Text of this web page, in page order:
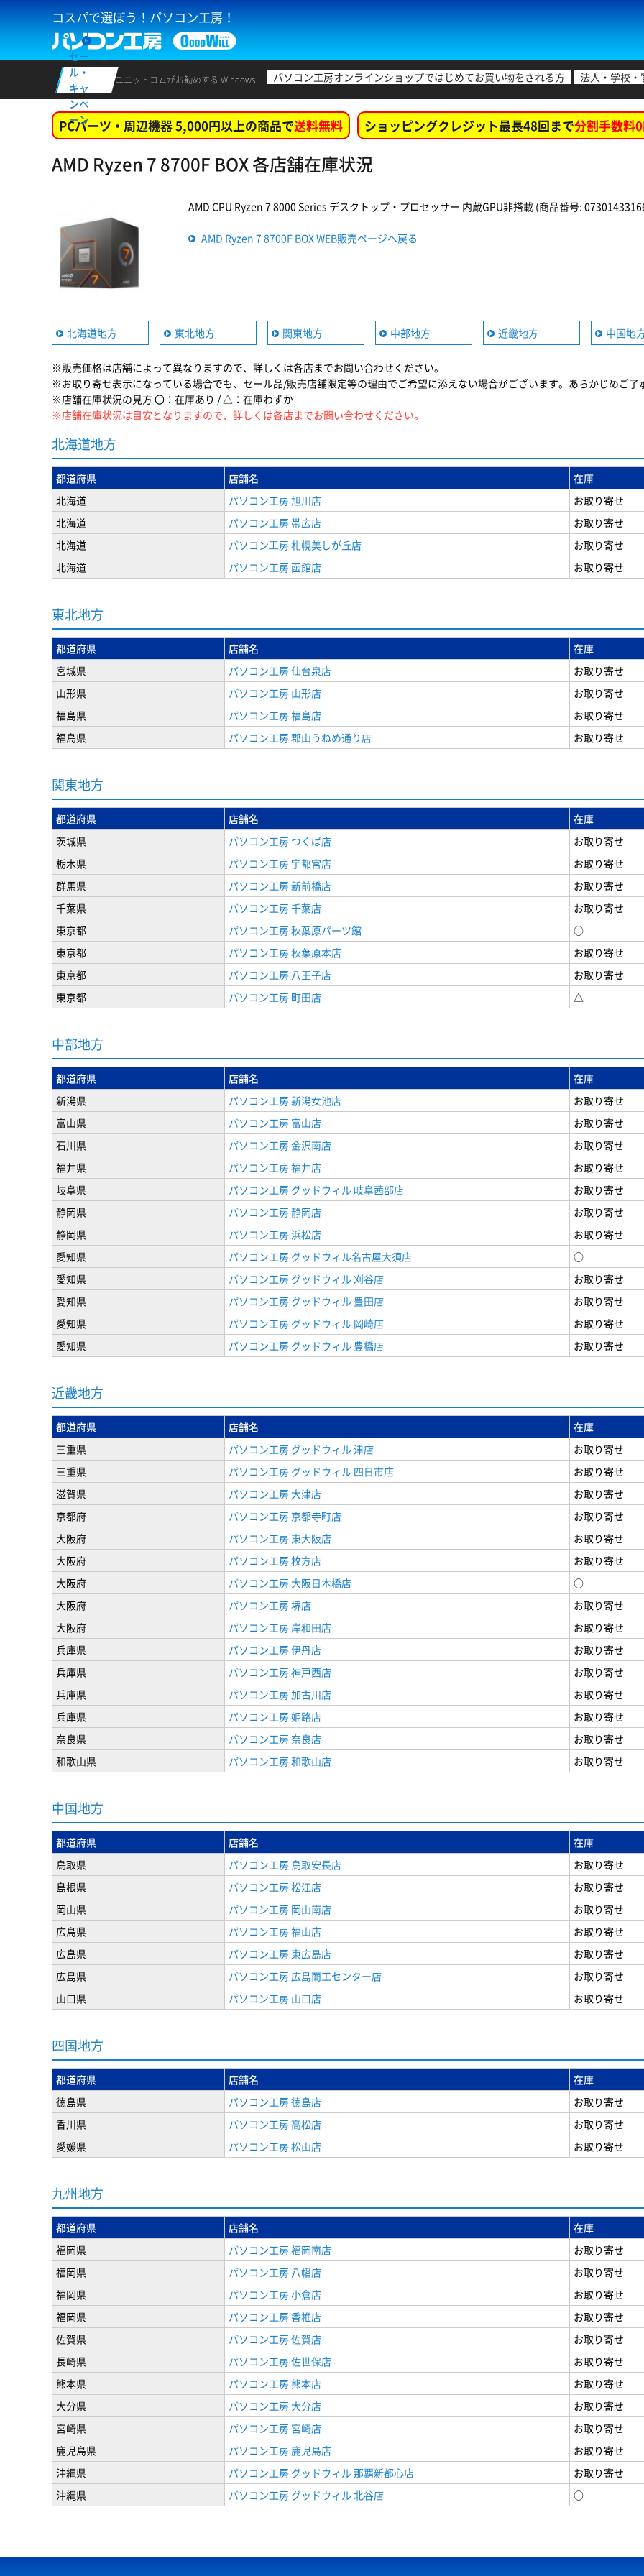
コスパで選ぼう！パソコン工房！
セー
ル・
キャ
ンペ
ーン
ユニットコムがお勧めする Windows. パソコン工房オンラインショップではじめてお買い物をされる方 法人・学校
PCパーツ・周辺機器 5,000円以上の商品で送料無料 ショッピングクレジット最長48回まで分割手数料
AMD Ryzen 7 8700F BOX 各店舗在庫状況
AMD CPU Ryzen 7 8000 Series デスクトップ・プロセッサー 内蔵GPU非搭載 (商品番号:
AMD Ryzen 7 8700F BOX WEB販売ページへ戻る
北海道地方 東北地方 関東地方 中部地方 近畿地方 中国地
※販売価格は店舗によって異なりますので、詳しくは各店までお問い合わせください。
※お取り寄せ表示になっている場合でも、セール品/販売店舗限定等の理由でご希望に添えない場合がございます。あらかじめご了
※店舗在庫状況の見方 〇：在庫あり / △：在庫わずか
※店舗在庫状況は目安となりますので、詳しくは各店までお問い合わせください。
北海道地方
都道府県 店舗名
在庫
北海道
パソコン工房 旭川店
お取り寄せ
北海道
パソコン工房 帯広店
お取り寄せ
北海道
パソコン⼯房 札幌美しが丘店
お取り寄せ
北海道
パソコン工房 函館店 お取り寄せ
東北地方
都道府県 店舗名
在庫
宮城県
パソコン工房 仙台泉店
お取り寄せ
山形県
パソコン工房 山形店
お取り寄せ
福島県
パソコン工房 福島店
お取り寄せ
福島県
パソコン工房 郡山うねめ通り店 お取り寄せ
関東地方
都道府県 店舗名
在庫
茨城県
パソコン工房 つくば店
お取り寄せ
栃木県
パソコン工房 宇都宮店
お取り寄せ
群馬県
パソコン工房 新前橋店
お取り寄せ
千葉県
パソコン工房 千葉店
お取り寄せ
東京都
パソコン工房 秋葉原パーツ館
○
東京都
パソコン工房 秋葉原本店
お取り寄せ
東京都
パソコン工房 八王子店
お取り寄せ
東京都
パソコン工房 町田店 △
中部地方
都道府県 店舗名
在庫
新潟県
パソコン工房 新潟女池店
お取り寄せ
富山県
パソコン工房 富山店
お取り寄せ
石川県
パソコン工房 金沢南店
お取り寄せ
福井県
パソコン工房 福井店
お取り寄せ
岐阜県
パソコン工房 グッドウィル 岐阜茜部店
お取り寄せ
静岡県
パソコン工房 静岡店
お取り寄せ
静岡県
パソコン工房 浜松店
お取り寄せ
愛知県
パソコン工房 グッドウィル名古屋大須店
○
愛知県
パソコン工房 グッドウィル 刈谷店
お取り寄せ
愛知県
パソコン工房 グッドウィル 豊田店
お取り寄せ
愛知県
パソコン工房 グッドウィル 岡崎店
お取り寄せ
愛知県
パソコン工房 グッドウィル 豊橋店 お取り寄せ
近畿地方
都道府県 店舗名
在庫
三重県
パソコン工房 グッドウィル 津店
お取り寄せ
三重県
パソコン工房 グッドウィル 四日市店
お取り寄せ
滋賀県
パソコン工房 大津店
お取り寄せ
京都府
パソコン工房 京都寺町店
お取り寄せ
大阪府
パソコン工房 東大阪店
お取り寄せ
大阪府
パソコン工房 枚方店
お取り寄せ
大阪府
パソコン工房 大阪日本橋店
○
大阪府
パソコン工房 堺店
お取り寄せ
大阪府
パソコン工房 岸和田店
お取り寄せ
兵庫県
パソコン工房 伊丹店
お取り寄せ
兵庫県
パソコン工房 神戸西店
お取り寄せ
兵庫県
パソコン工房 加古川店
お取り寄せ
兵庫県
パソコン工房 姫路店
お取り寄せ
奈良県
パソコン工房 奈良店
お取り寄せ
和歌山県
パソコン工房 和歌山店 お取り寄せ
中国地方
都道府県 店舗名
在庫
鳥取県
パソコン工房 鳥取安長店
お取り寄せ
島根県
パソコン工房 松江店
お取り寄せ
岡山県
パソコン工房 岡山南店
お取り寄せ
広島県
パソコン工房 福山店
お取り寄せ
広島県
パソコン工房 東広島店
お取り寄せ
広島県
パソコン工房 広島商工センター店
お取り寄せ
山口県
パソコン工房 山口店 お取り寄せ
四国地方
都道府県 店舗名
在庫
徳島県
パソコン工房 徳島店
お取り寄せ
香川県
パソコン工房 高松店
お取り寄せ
愛媛県
パソコン工房 松山店 お取り寄せ
九州地方
都道府県 店舗名
在庫
福岡県
パソコン工房 福岡南店
お取り寄せ
福岡県
パソコン工房 八幡店
お取り寄せ
福岡県
パソコン工房 小倉店
お取り寄せ
福岡県
パソコン工房 香椎店
お取り寄せ
佐賀県
パソコン工房 佐賀店
お取り寄せ
長崎県
パソコン工房 佐世保店
お取り寄せ
熊本県
パソコン工房 熊本店
お取り寄せ
大分県
パソコン工房 大分店
お取り寄せ
宮崎県
パソコン工房 宮崎店
お取り寄せ
鹿児島県
パソコン工房 鹿児島店
お取り寄せ
沖縄県
パソコン工房 グッドウィル 那覇新都心店
お取り寄せ
沖縄県
パソコン工房 グッドウィル 北谷店 ○